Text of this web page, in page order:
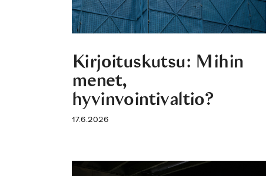
Kirjoituskutsu: Mihin
menet,
hyvinvointivaltio?
17.6.2026